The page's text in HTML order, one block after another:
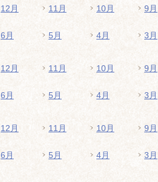
12月 11月 10月 9月
6月 5月 4月 3月
12月 11月 10月 9月
6月 5月 4月 3月
12月 11月 10月 9月
6月 5月 4月 3月